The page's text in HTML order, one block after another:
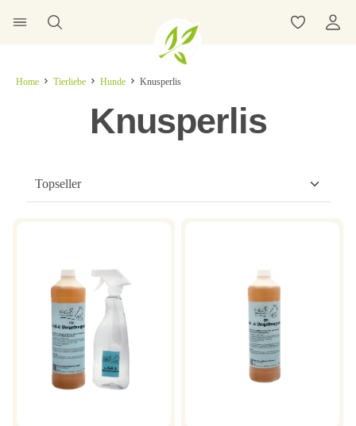
Home Tierliebe Hunde Knusperlis
Knusperlis